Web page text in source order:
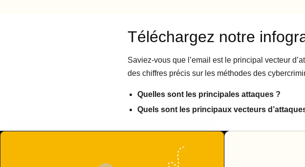
Téléchargez notre
Saviez-vous que l’email est le principal vecteur
des chiffres précis sur les méthodes des
Quelles sont les principales attaques ?
Quels sont les principaux vecteurs